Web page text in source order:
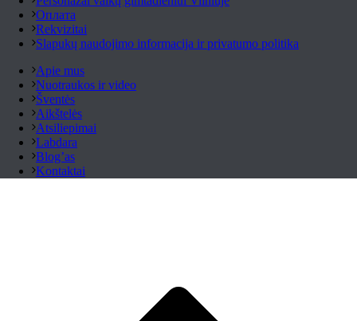
Оплата
Rekvizitai
Slapukų naudojimo informacija ir privatumo politika
Apie mus
Nuotraukos ir video
Šventės
Aikštelės
Atsiliepimai
Labdara
Blog’as
Kontaktai